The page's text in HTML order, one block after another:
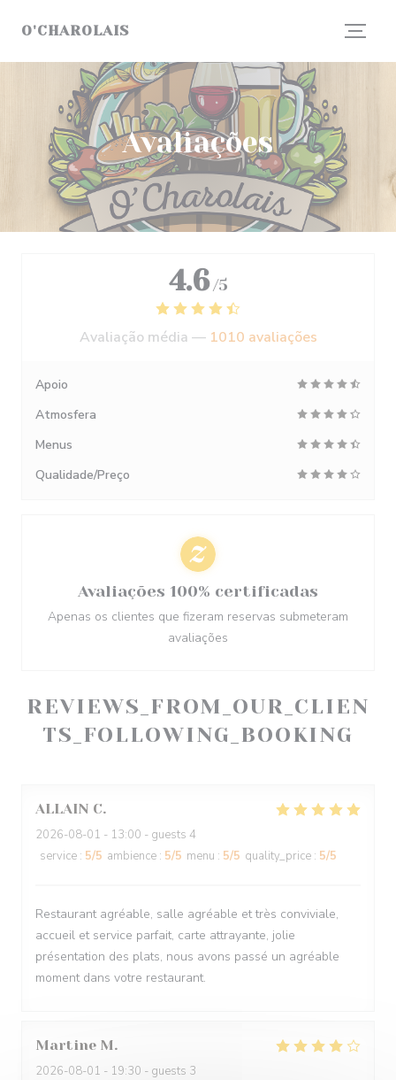
O'CHAROLAIS
Avaliações
REVIEWS_FROM_OUR_CLIEN
TS_FOLLOWING_BOOKING
ALLAIN C
2026-08-01 - 13:00 - guests 4
service : 5/5 ambience : 5/5 menu : 5/5 quality_price : 5/5
Restaurant agréable, salle agréable et très conviviale,
accueil et service parfait, carte attrayante, jolie
présentation des plats, nous avons passé un agréable
moment dans votre restaurant.
Martine M
2026-08-01 - 19:30 - guests 3
4.6 /5
Avaliação média — 1010 avaliações
Apoio
Atmosfera
Menus
Qualidade/Preço
Avaliações 100% certificadas
Apenas os clientes que fizeram reservas submeteram
avaliações